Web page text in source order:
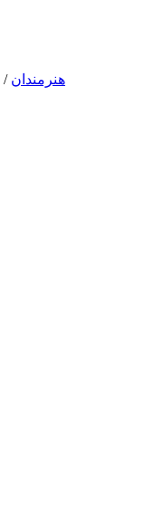
هنرمندان /